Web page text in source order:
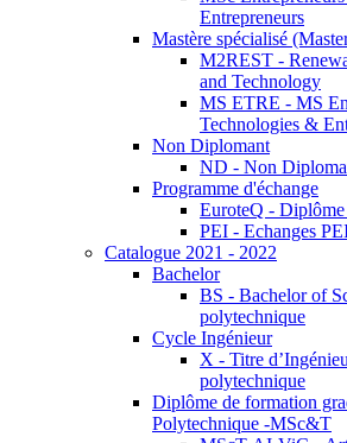
Entrepreneurs
Mastère spécialisé
M2REST -
and Technology
MS ETRE - MS
Technologies &
Non Diplomant
ND - Non
Programme d'échange
EuroteQ -
PEI - Echanges
Catalogue 2021 - 2022
Bachelor
BS - Bachelor of
polytechnique
Cycle Ingénieur
X - Titre
polytechnique
Diplôme de formation
Polytechnique -MSc&T